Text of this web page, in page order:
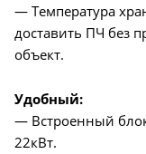
— Температура
доставить ПЧ без
объект.
Удобный:
— Встроенный
22кВт.